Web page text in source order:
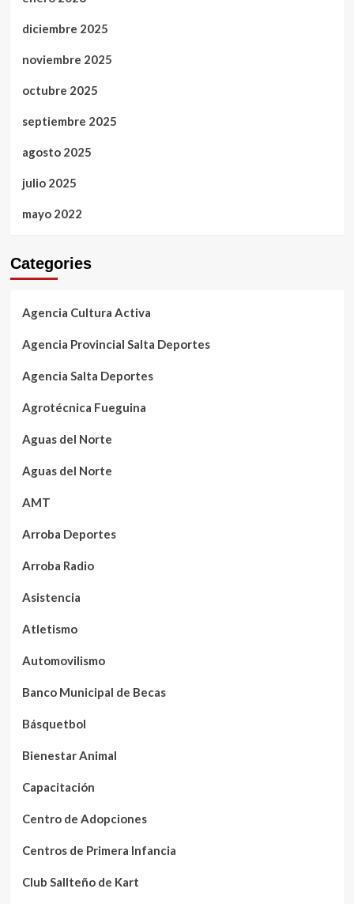
diciembre 2025
noviembre 2025
octubre 2025
septiembre 2025
agosto 2025
julio 2025
mayo 2022
Categories
Agencia Cultura Activa
Agencia Provincial Salta Deportes
Agencia Salta Deportes
Agrotécnica Fueguina
Aguas del Norte
Aguas del Norte
AMT
Arroba Deportes
Arroba Radio
Asistencia
Atletismo
Automovilismo
Banco Municipal de Becas
Básquetbol
Bienestar Animal
Capacitación
Centro de Adopciones
Centros de Primera Infancia
Club Sallteño de Kart